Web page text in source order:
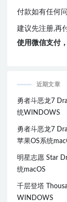
付款如有任何
建议先注册,再
使用微信支付
近期文章
勇者斗恶龙7
统WINDOWS
勇者斗恶龙7
苹果OS系统
明星志愿 Star
统macOS
千层登塔
WINDOWS